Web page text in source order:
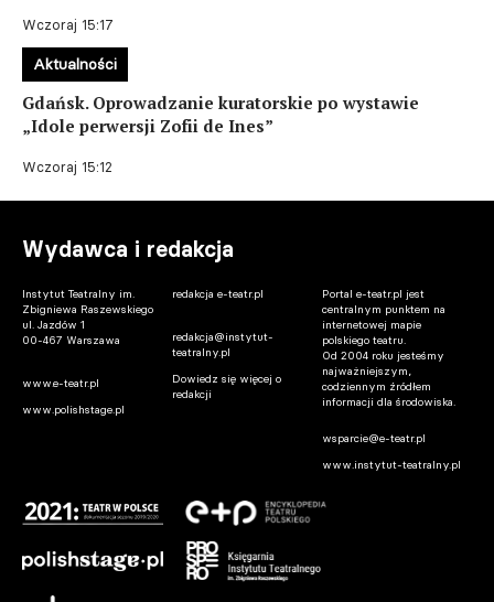
Wczoraj 15:17
Gdańsk. Oprowadzanie kuratorskie po wystawie
„Idole perwersji Zofii de Ines”
Wczoraj 15:12
Aktualności
Wydawca i redakcja
Instytut Teatralny im.
Zbigniewa Raszewskiego
ul. Jazdów 1
00-467 Warszawa
www.e-teatr.pl
www.polishstage.pl
redakcja e-teatr.pl
redakcja@instytut-
teatralny.pl
Dowiedz się więcej o
redakcji
Portal e-teatr.pl jest
centralnym punktem na
internetowej mapie
polskiego teatru.
Od 2004 roku jesteśmy
najważniejszym,
codziennym źródłem
informacji dla środowiska.
wsparcie@e-teatr.pl
www.instytut-teatralny.pl